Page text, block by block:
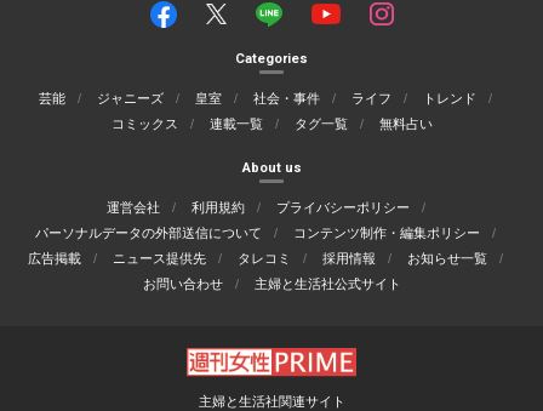
Categories
芸能 ジャニーズ 皇室 社会・事件 ライフ
トレンド
コミックス
連載一覧 タグ一覧 無料占い
About us
運営会社 利用規約
プライバシーポリシー
パーソナルデータの外部送信について
コンテンツ制作・編集ポリシー
広告掲載
ニュース提供先 タレコミ 採用情報
お知らせ一覧
お問い合わせ
主婦と生活社公式サイト
主婦と生活社関連サイト